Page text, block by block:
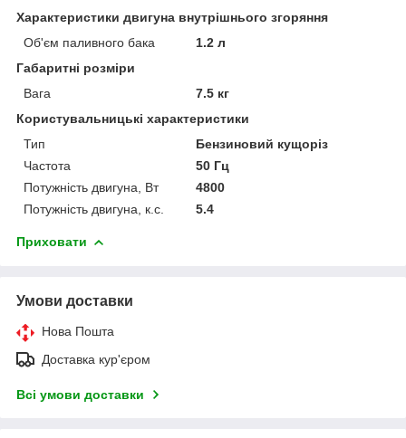
Характеристики двигуна внутрішнього згоряння
Об'єм паливного бака
1.2 л
Габаритні розміри
Вага
7.5 кг
Користувальницькі характеристики
Тип
Бензиновий кущоріз
Частота
50 Гц
Потужність двигуна, Вт
4800
Потужність двигуна, к.с.
5.4
Приховати
Умови доставки
Нова Пошта
Доставка кур'єром
Всі умови доставки